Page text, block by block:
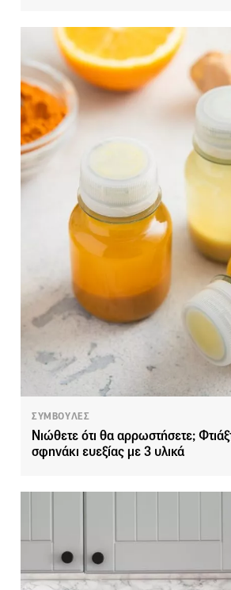
ΣΥΜΒΟΥΛΕΣ
Νιώθετε ότι θα αρρωστήσετε;
σφηνάκι ευεξίας με 3 υλικά